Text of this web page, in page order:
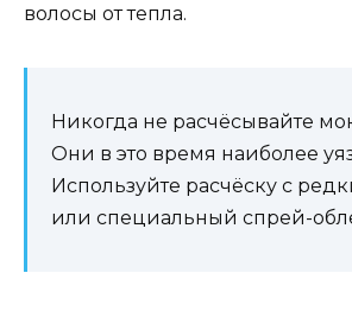
волосы от тепла.
Никогда не расчёсывайте
Они в это время наиболее
Используйте расчёску с
или специальный спрей-